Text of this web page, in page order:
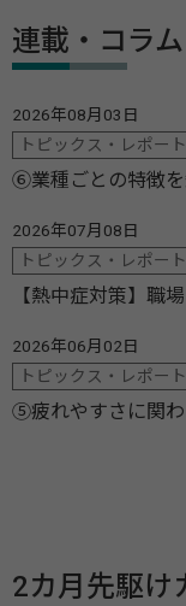
連載・コラム
2026年08月03日
トピックス・レポート
⑥業種ごとの特徴を
2026年07月08日
トピックス・レポート
【熱中症対策】職
2026年06月02日
トピックス・レポート
⑤疲れやすさに関
2カ月先駆け